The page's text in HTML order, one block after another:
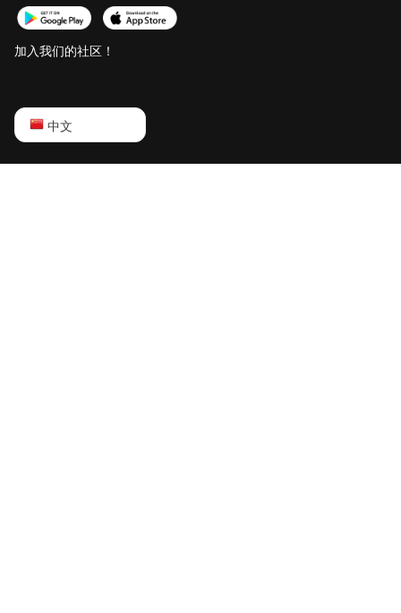
加入我们的社区！
中文
English